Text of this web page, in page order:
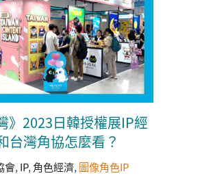
》2023日韓授權展IP經
台灣角協怎麼看？
會,IP,角色經濟,圖像角色IP